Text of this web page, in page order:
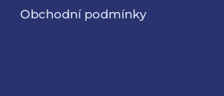
Obchodní podmínky